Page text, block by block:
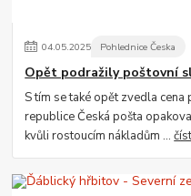
04.05.2025 Pohlednice Česka
Opět podražily poštovní
S tím se také opět zvedla cena
republice Česká pošta
kvůli rostoucím nákladům ...